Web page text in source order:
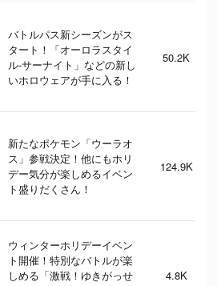
バトルパス新シーズンがス
タート！「オーロラスタイ
ル-サーナイト」などの新し
いホロウェアが手に入る！
50.2K
新たなポケモン「ウーラオ
ス」参戦決定！他にもホリ
デー気分が楽しめるイベン
ト盛りだくさん！
124.9K
ウィンターホリデーイベン
ト開催！特別なバトルが楽
しめる「激戦！ゆきがっせ
4.8K